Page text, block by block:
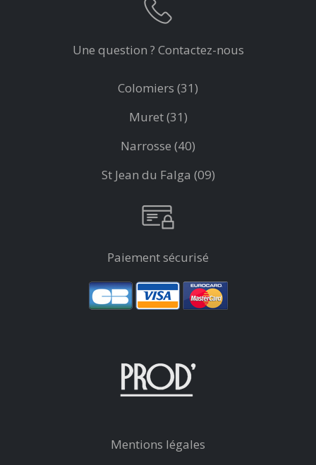
Une question ? Contactez-nous
Colomiers (31)
Muret (31)
Narrosse (40)
St Jean du Falga (09)
Paiement sécurisé
Mentions légales